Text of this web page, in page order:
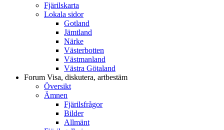
Fjärilskarta
Lokala sidor
Gotland
Jämtland
Närke
Västerbotten
Västmanland
Västra Götaland
Forum Visa, diskutera, artbestäm
Översikt
Ämnen
Fjärilsfrågor
Bilder
Allmänt